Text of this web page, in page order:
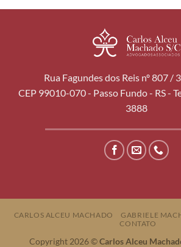
Rua Fagundes dos Reis nº 807 /
CEP 99010-070 - Passo Fundo - RS -
3888
CARLOS ALCEU MACHADO GABRIELE
CONTATO
Copyright 2026 ©Carlos Alceu